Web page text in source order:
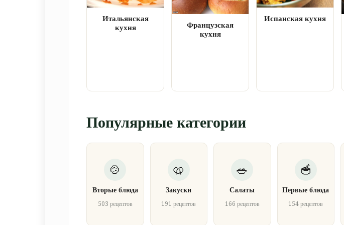
Итальянская
кухня
Французская
кухня
Испанская кухня
Популярные категории
Вторые блюда
503 рецептов
Закуски
191 рецептов
Салаты
166 рецептов
Первые блюда
154 рецептов